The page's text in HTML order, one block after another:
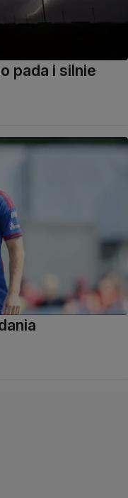
pada i silnie